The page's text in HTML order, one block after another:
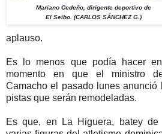
Mariano Cedeño, dirigente deportivo de
El Seibo. (CARLOS SÁNCHEZ G.)
aplauso.
Es lo menos que podía hacer
momento en que el ministro
Camacho el pasado lunes anunció
pistas que serán remodeladas.
Es que, en La Higuera, batey